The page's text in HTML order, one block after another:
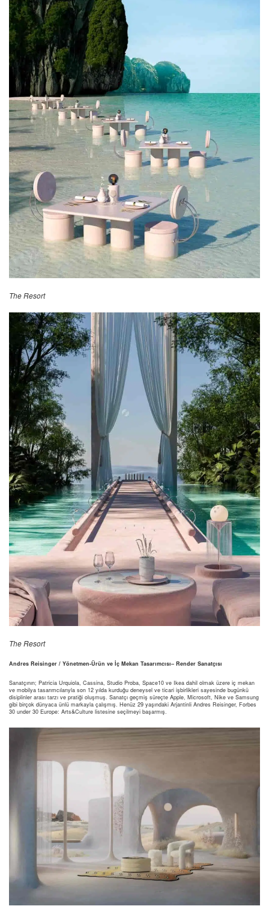
The Resort
The Resort
Andres Reisinger / Yönetmen-Ürün ve İç Mekan Tasarımcısı– Render Sanatçısı
Sanatçının; Patricia Urquiola, Cassina, Studio Proba, Space10 ve Ikea dahil olmak üzere iç mekan
ve mobilya tasarımcılarıyla son 12 yılda kurduğu deneysel ve ticari işbirlikleri sayesinde bugünkü
disiplinler arası tarzı ve pratiği oluşmuş. Sanatçı geçmiş süreçte Apple, Microsoft, Nike ve Samsung
gibi birçok dünyaca ünlü markayla çalışmış. Henüz 29 yaşındaki Arjantinli Andres Reisinger, Forbes
30 under 30 Europe: Arts&Culture listesine seçilmeyi başarmış.